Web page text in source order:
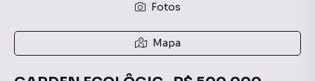
Fotos
Mapa